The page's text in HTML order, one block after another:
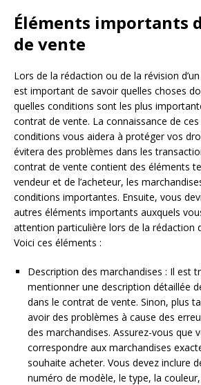
Éléments importants
de vente
Lors de la rédaction ou de la révision
est important de savoir quelles choses
quelles conditions sont les plus
contrat de vente. La connaissance de
conditions vous aidera à protéger vos
évitera des problèmes dans les
contrat de vente contient des éléments
vendeur et de l’acheteur, les
conditions importantes. Ensuite, vous
autres éléments importants auxquels
attention particulière lors de la rédaction
Voici ces éléments :
Description des marchandises : Il est
mentionner une description détaillée
dans le contrat de vente. Sinon, plus
avoir des problèmes à cause des
des marchandises. Assurez-vous que
correspondre aux marchandises
souhaite acheter. Vous devez inclure
numéro de modèle, le type, la